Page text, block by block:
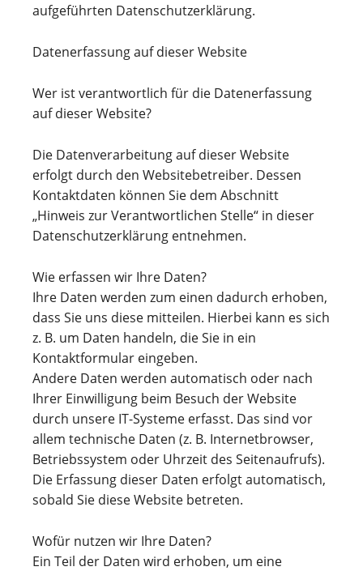
aufgeführten Datenschutzerklärung.
Datenerfassung auf dieser Website
Wer ist verantwortlich für die Datenerfassung
auf dieser Website?
Die Datenverarbeitung auf dieser Website
erfolgt durch den Websitebetreiber. Dessen
Kontaktdaten können Sie dem Abschnitt
„Hinweis zur Verantwortlichen Stelle“ in dieser
Datenschutzerklärung entnehmen.
Wie erfassen wir Ihre Daten?
Ihre Daten werden zum einen dadurch erhoben,
dass Sie uns diese mitteilen. Hierbei kann es sich
z. B. um Daten handeln, die Sie in ein
Kontaktformular eingeben.
Andere Daten werden automatisch oder nach
Ihrer Einwilligung beim Besuch der Website
durch unsere IT-Systeme erfasst. Das sind vor
allem technische Daten (z. B. Internetbrowser,
Betriebssystem oder Uhrzeit des Seitenaufrufs).
Die Erfassung dieser Daten erfolgt automatisch,
sobald Sie diese Website betreten.
Wofür nutzen wir Ihre Daten?
Ein Teil der Daten wird erhoben, um eine